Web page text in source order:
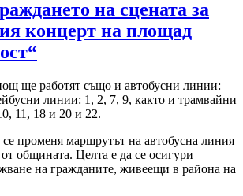
на сцената за
концерт на площад
ще работят също и автобусни линии:
линии: 1, 2, 7, 9, както и трамвайни
11, 18 и 20 и 22.
променя маршрутът на автобусна линия
общината. Целта е да се осигури
на гражданите, живеещи в района на